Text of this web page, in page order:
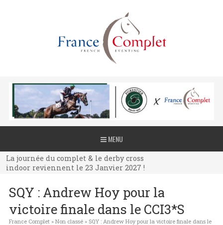
MENU
La journée du complet & le derby cross
indoor reviennent le 23 Janvier 2027 !
La journée du complet & le derby cross
indoor reviennent le 23 Janvier 2027 !
indoor reviennent le 23 Janvier 2027 !
SQY : Andrew Hoy pour la
victoire finale dans le CCI3*S
France Complet» Non classé» SQY : Andrew Hoy pour la victoire finale dans le